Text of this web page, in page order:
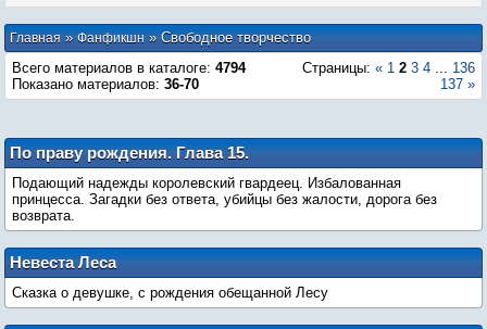
Главная»Фанфикшн» Свободное творчество
Всего материалов в каталоге: 4794
Показано материалов: 36-70
Страницы: « 1 2 3 4 ... 136
137 »
По праву рождения. Глава 15.
Подающий надежды королевский гвардеец. Избалованная
принцесса. Загадки без ответа, убийцы без жалости, дорога без
возврата.
Невеста Леса
Сказка о девушке, с рождения обещанной Лесу